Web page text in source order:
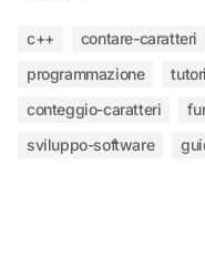
c++ contare-caratteri
programmazione
conteggio-caratteri
sviluppo-software